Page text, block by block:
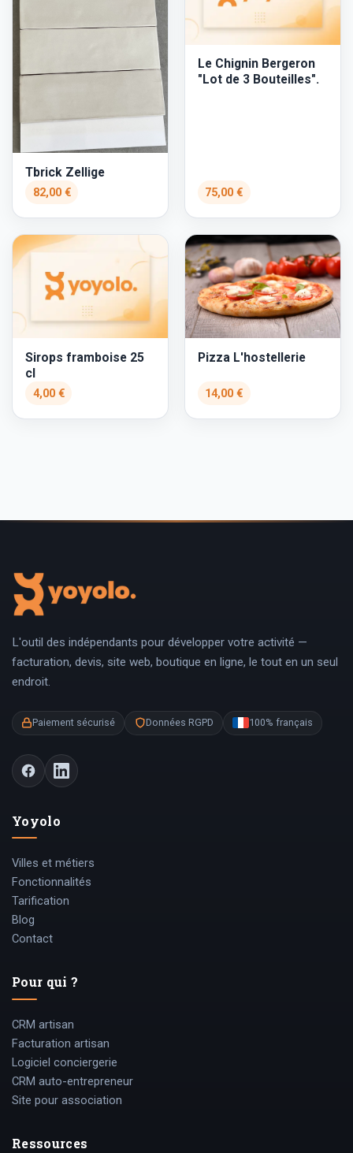
Tbrick Zellige
82,00 €
Le Chignin Bergeron
"Lot de 3 Bouteilles".
75,00 €
Sirops framboise 25
cl
4,00 €
Pizza L'hostellerie
14,00 €
L'outil des indépendants pour développer votre activité —
facturation, devis, site web, boutique en ligne, le tout en un seul
endroit.
Paiement sécurisé Données RGPD 100% français
Yoyolo
Villes et métiers
Fonctionnalités
Tarification
Blog
Contact
Pour qui ?
CRM artisan
Facturation artisan
Logiciel conciergerie
CRM auto-entrepreneur
Site pour association
Ressources